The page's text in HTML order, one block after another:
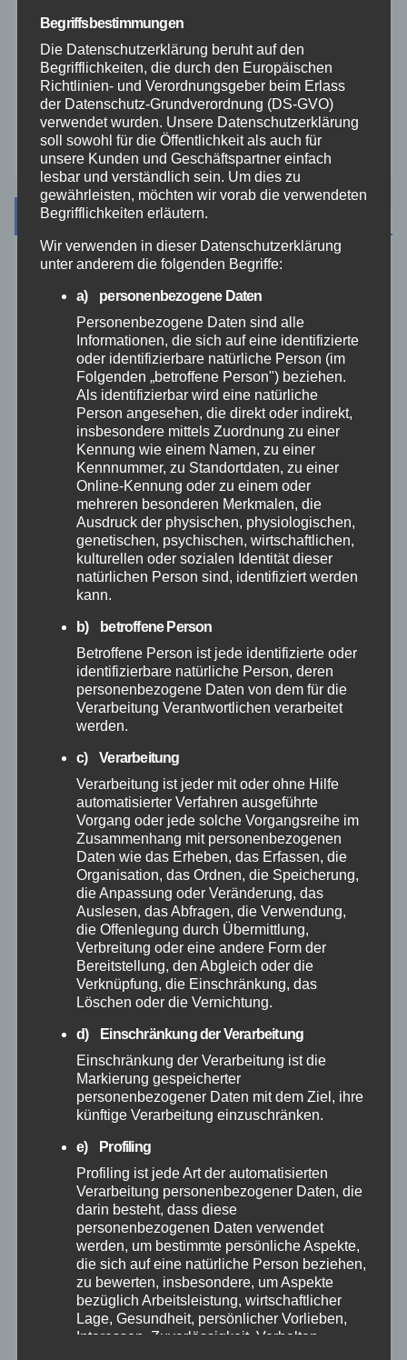
Westerwald
Zoll
Archiv
August 2026
Juli 2026
Juni 2026
Mai 2026
April 2026
März 2026
Februar 2026
Dezember 2025
November 2025
Oktober 2025
September 2025
August 2025
Juli 2025
Juni 2025
Mai 2025
April 2025
März 2025
Februar 2025
Januar 2025
Dezember 2024
November 2024
Oktober 2024
Begriffsbestimmungen
Die Datenschutzerklärung beruht auf den
Begrifflichkeiten, die durch den Europäischen
Richtlinien- und Verordnungsgeber beim Erlass
der Datenschutz-Grundverordnung (DS-GVO)
verwendet wurden. Unsere Datenschutzerklärung
soll sowohl für die Öffentlichkeit als auch für
unsere Kunden und Geschäftspartner einfach
lesbar und verständlich sein. Um dies zu
gewährleisten, möchten wir vorab die verwendeten
Begrifflichkeiten erläutern.
Wir verwenden in dieser Datenschutzerklärung
unter anderem die folgenden Begriffe:
a) personenbezogene Daten
Personenbezogene Daten sind alle
Informationen, die sich auf eine identifizierte
oder identifizierbare natürliche Person (im
Folgenden „betroffene Person") beziehen.
Als identifizierbar wird eine natürliche
Person angesehen, die direkt oder indirekt,
insbesondere mittels Zuordnung zu einer
Kennung wie einem Namen, zu einer
Kennnummer, zu Standortdaten, zu einer
Online-Kennung oder zu einem oder
mehreren besonderen Merkmalen, die
Ausdruck der physischen, physiologischen,
genetischen, psychischen, wirtschaftlichen,
kulturellen oder sozialen Identität dieser
natürlichen Person sind, identifiziert werden
kann.
b) betroffene Person
Betroffene Person ist jede identifizierte oder
identifizierbare natürliche Person, deren
personenbezogene Daten von dem für die
Verarbeitung Verantwortlichen verarbeitet
werden.
c) Verarbeitung
Verarbeitung ist jeder mit oder ohne Hilfe
automatisierter Verfahren ausgeführte
Vorgang oder jede solche Vorgangsreihe im
Zusammenhang mit personenbezogenen
Daten wie das Erheben, das Erfassen, die
Organisation, das Ordnen, die Speicherung,
die Anpassung oder Veränderung, das
Auslesen, das Abfragen, die Verwendung,
die Offenlegung durch Übermittlung,
Verbreitung oder eine andere Form der
Bereitstellung, den Abgleich oder die
Verknüpfung, die Einschränkung, das
Löschen oder die Vernichtung.
d) Einschränkung der Verarbeitung
Einschränkung der Verarbeitung ist die
Markierung gespeicherter
personenbezogener Daten mit dem Ziel, ihre
künftige Verarbeitung einzuschränken.
e) Profiling
Profiling ist jede Art der automatisierten
Verarbeitung personenbezogener Daten, die
darin besteht, dass diese
personenbezogenen Daten verwendet
werden, um bestimmte persönliche Aspekte,
die sich auf eine natürliche Person beziehen,
zu bewerten, insbesondere, um Aspekte
bezüglich Arbeitsleistung, wirtschaftlicher
Lage, Gesundheit, persönlicher Vorlieben,
Interessen, Zuverlässigkeit, Verhalten,